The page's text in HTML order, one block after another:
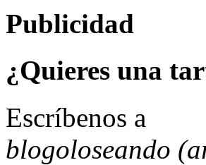
Publicidad
¿Quieres una
Escríbenos a
blogoloseando